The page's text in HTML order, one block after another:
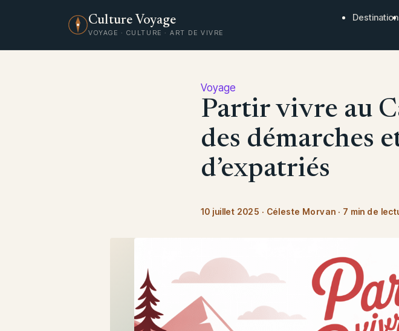
Culture Voyage
VOYAGE · CULTURE · ART DE VIVRE
Voyage
Partir vivre au
des démarches
d’expatriés
10 juillet 2025 · Céleste Morvan · 7 min de